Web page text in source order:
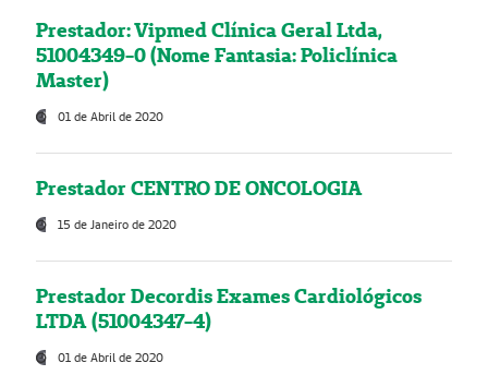
Prestador: Vipmed Clínica Geral Ltda,
51004349-0 (Nome Fantasia: Policlínica
Master)
01 de Abril de 2020
Prestador CENTRO DE ONCOLOGIA
15 de Janeiro de 2020
Prestador Decordis Exames Cardiológicos
LTDA (51004347-4)
01 de Abril de 2020